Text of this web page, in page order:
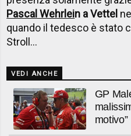
Pascal Wehrlein a Vettel
quando il tedesco è stato
Stroll...
VEDI ANCHE
GP
motivo”